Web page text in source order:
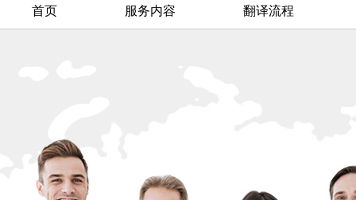
首页 服务内容 翻译流程